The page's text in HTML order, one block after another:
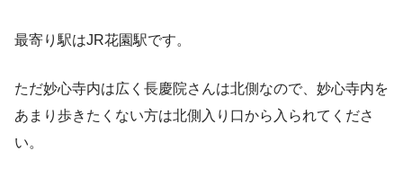
最寄り駅はJR花園駅です。
ただ妙心寺内は広く長慶院さんは北側なので、妙心寺内を
あまり歩きたくない方は北側入り口から入られてくださ
い。